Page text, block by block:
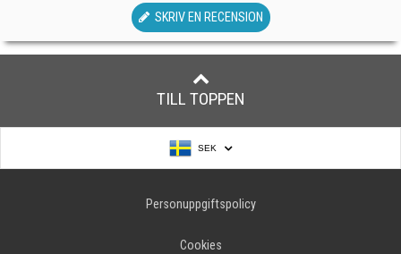
SKRIV EN RECENSION
TILL TOPPEN
SEK
Personuppgiftspolicy
Cookies